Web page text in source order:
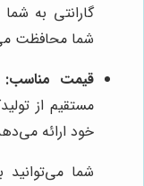
گارانتی به
شما محافظت
قیمت مناسب:
مستقیم از
خود ارائه
شما می‌توانید